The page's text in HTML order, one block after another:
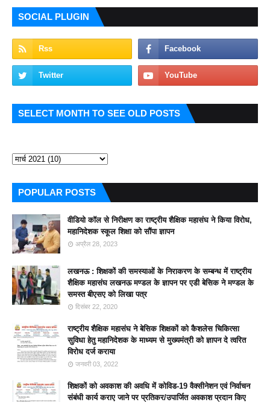
SOCIAL PLUGIN
SELECT MONTH TO SEE OLD POSTS
POPULAR POSTS
वीडियो कॉल से निरीक्षण का राष्ट्रीय शैक्षिक महासंघ ने किया विरोध,
महानिदेशक स्कूल शिक्षा को सौंपा ज्ञापन
अप्रैल 28, 2023
लखनऊ : शिक्षकों की समस्याओं के निराकरण के सम्बन्ध में राष्ट्रीय
शैक्षिक महासंघ लखनऊ मण्डल के ज्ञापन पर एडी बेसिक ने मण्डल के
समस्त बीएसए को लिखा पत्र
दिसंबर 22, 2020
राष्ट्रीय शैक्षिक महासंघ ने बेसिक शिक्षकों को कैशलेस चिकित्सा
सुविधा हेतु महानिदेशक के माध्यम से मुख्यमंत्री को ज्ञापन दे त्वरित
विरोध दर्ज कराया
जनवरी 03, 2022
शिक्षकों को अवकाश की अवधि में कोविड-19 वैक्सीनेशन एवं निर्वाचन
संबंधी कार्य कराए जाने पर प्रतिकर/उपार्जित अवकाश प्रदान किए